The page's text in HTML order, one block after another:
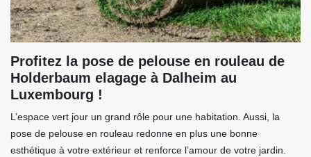
Profitez la pose de pelouse en rouleau de
Holderbaum elagage à Dalheim au
Luxembourg !
L’espace vert jour un grand rôle pour une habitation. Aussi, la
pose de pelouse en rouleau redonne en plus une bonne
esthétique à votre extérieur et renforce l’amour de votre jardin.